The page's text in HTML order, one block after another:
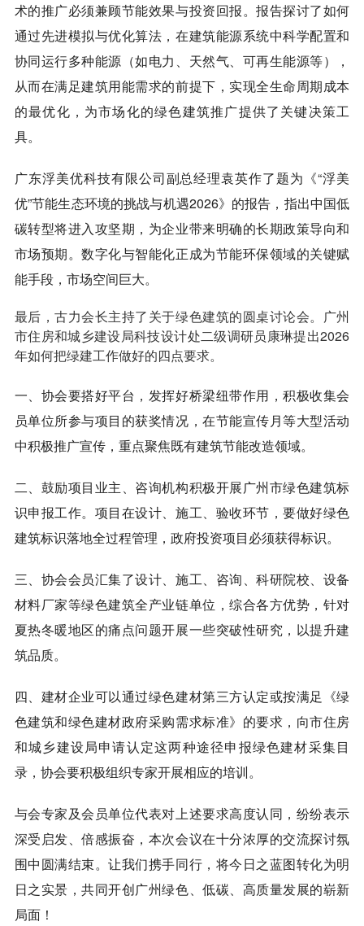
术的推广必须兼顾节能效果与投资回报。报告探讨了如何
通过先进模拟与优化算法，在建筑能源系统中科学配置和
协同运行多种能源（如电力、天然气、可再生能源等），
从而在满足建筑用能需求的前提下，实现全生命周期成本
的最优化，为市场化的绿色建筑推广提供了关键决策工
具。
广东浮美优科技有限公司副总经理袁英作了题为《“浮美
优”节能生态环境的挑战与机遇2026》的报告，指出中国低
碳转型将进入攻坚期，为企业带来明确的长期政策导向和
市场预期。数字化与智能化正成为节能环保领域的关键赋
能手段，市场空间巨大。
最后，古力会长主持了关于绿色建筑的圆桌讨论会。广州
市住房和城乡建设局科技设计处二级调研员康琳提出2026
年如何把绿建工作做好的四点要求。
一、协会要搭好平台，发挥好桥梁纽带作用，积极收集会
员单位所参与项目的获奖情况，在节能宣传月等大型活动
中积极推广宣传，重点聚焦既有建筑节能改造领域。
二、鼓励项目业主、咨询机构积极开展广州市绿色建筑标
识申报工作。项目在设计、施工、验收环节，要做好绿色
建筑标识落地全过程管理，政府投资项目必须获得标识。
三、协会会员汇集了设计、施工、咨询、科研院校、设备
材料厂家等绿色建筑全产业链单位，综合各方优势，针对
夏热冬暖地区的痛点问题开展一些突破性研究，以提升建
筑品质。
四、建材企业可以通过绿色建材第三方认定或按满足《绿
色建筑和绿色建材政府采购需求标准》的要求，向市住房
和城乡建设局申请认定这两种途径申报绿色建材采集目
录，协会要积极组织专家开展相应的培训。
与会专家及会员单位代表对上述要求高度认同，纷纷表示
深受启发、倍感振奋，本次会议在十分浓厚的交流探讨氛
围中圆满结束。让我们携手同行，将今日之蓝图转化为明
日之实景，共同开创广州绿色、低碳、高质量发展的崭新
局面！